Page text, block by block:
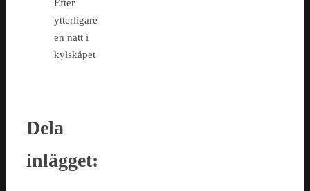
Efter
ytterligare
en natt i
kylskåpet
Dela
inlägget: